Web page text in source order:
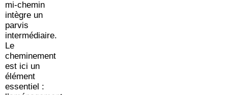
mi-chemin
intègre un
parvis
intermédiaire.
Le
cheminement
est ici un
élément
essentiel :